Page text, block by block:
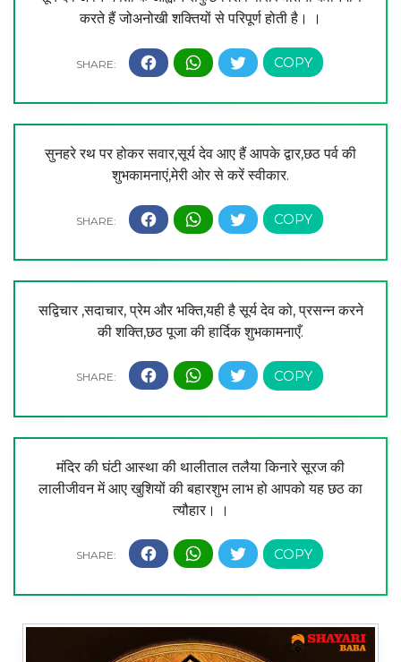
करते हैं जोअनोखी शक्तियों से परिपूर्ण होती है। ।
सुनहरे रथ पर होकर सवार,सूर्य देव आए हैं आपके द्वार,छठ पर्व की
शुभकामनाएं,मेरी ओर से करें स्वीकार.
सद्विचार ,सदाचार, प्रेम और भक्ति,यही है सूर्य देव को, प्रसन्न करने
की शक्ति,छठ पूजा की हार्दिक शुभकामनाएँ.
मंदिर की घंटी आस्था की थालीताल तलैया किनारे सूरज की
लालीजीवन में आए खुशियों की बहारशुभ लाभ हो आपको यह छठ का
त्यौहार। ।